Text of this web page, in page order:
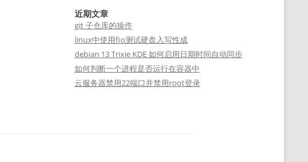
近期文章
git 子仓库的操作
linux中使用fio测试硬盘入写性成
debian 13 Trixie KDE 如何启用日期时间自动同步
如何判断一个进程是否运行在容器中
云服务器禁用22端口并禁用root登录